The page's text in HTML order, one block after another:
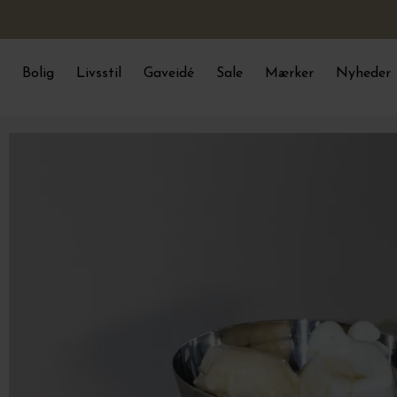
Bolig Livsstil Gaveidé Sale Mærker Nyheder